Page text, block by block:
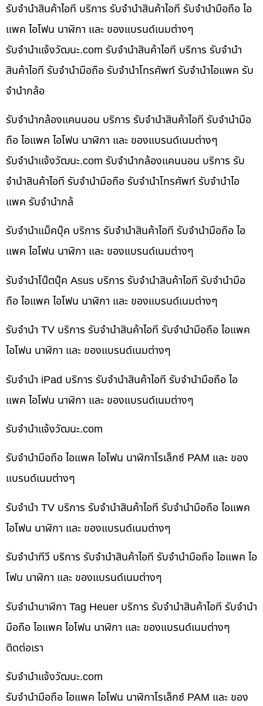
รับจำนำสินค้าไอที บริการ รับจำนำสินค้าไอที รับจำนำมือถือ ไอ
แพค ไอโฟน นาฬิกา และ ของแบรนด์เนมต่างๆ
รับจํานําแจ้งวัฒนะ.com รับจำนำสินค้าไอที บริการ รับจำนำ
สินค้าไอที รับจำนำมือถือ รับจำนำโทรศัพท์ รับจำนำไอแพค รับ
จำนำกล้อ
รับจำนำกล้องแคนนอน บริการ รับจำนำสินค้าไอที รับจำนำมือ
ถือ ไอแพค ไอโฟน นาฬิกา และ ของแบรนด์เนมต่างๆ
รับจํานําแจ้งวัฒนะ.com รับจำนำกล้องแคนนอน บริการ รับ
จำนำสินค้าไอที รับจำนำมือถือ รับจำนำโทรศัพท์ รับจำนำไอ
แพค รับจำนำกล้
รับจำนำแม็คบุ๊ค บริการ รับจำนำสินค้าไอที รับจำนำมือถือ ไอ
แพค ไอโฟน นาฬิกา และ ของแบรนด์เนมต่างๆ
รับจำนำโน๊ตบุ๊ค Asus บริการ รับจำนำสินค้าไอที รับจำนำมือ
ถือ ไอแพค ไอโฟน นาฬิกา และ ของแบรนด์เนมต่างๆ
รับจำนำ TV บริการ รับจำนำสินค้าไอที รับจำนำมือถือ ไอแพค
ไอโฟน นาฬิกา และ ของแบรนด์เนมต่างๆ
รับจำนำ iPad บริการ รับจำนำสินค้าไอที รับจำนำมือถือ ไอ
แพค ไอโฟน นาฬิกา และ ของแบรนด์เนมต่างๆ
รับจํานําแจ้งวัฒนะ.com
รับจำนำมือถือ ไอแพค ไอโฟน นาฬิกาโรเล็กซ์ PAM และ ของ
แบรนด์เนมต่างๆ
รับจำนำ TV บริการ รับจำนำสินค้าไอที รับจำนำมือถือ ไอแพค
ไอโฟน นาฬิกา และ ของแบรนด์เนมต่างๆ
รับจำนำทีวี บริการ รับจำนำสินค้าไอที รับจำนำมือถือ ไอแพค ไอ
โฟน นาฬิกา และ ของแบรนด์เนมต่างๆ
รับจำนำนาฬิกา Tag Heuer บริการ รับจำนำสินค้าไอที รับจำนำ
มือถือ ไอแพค ไอโฟน นาฬิกา และ ของแบรนด์เนมต่างๆ
ติดต่อเรา
รับจํานําแจ้งวัฒนะ.com
รับจำนำมือถือ ไอแพค ไอโฟน นาฬิกาโรเล็กซ์ PAM และ ของ